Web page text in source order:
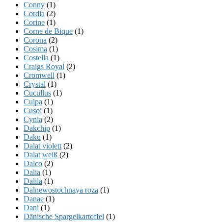
Conny (1)
Cordia (2)
Corine (1)
Corne de Bique (1)
Corona (2)
Cosima (1)
Costella (1)
Craigs Royal (2)
Cromwell (1)
Crystal (1)
Cucullus (1)
Culpa (1)
Cusoi (1)
Cynia (2)
Dakchip (1)
Daku (1)
Dalat violett (2)
Dalat weiß (2)
Dalco (2)
Dalia (1)
Dalila (1)
Dalnewostochnaya roza (1)
Danae (1)
Dani (1)
Dänische Spargelkartoffel (1)